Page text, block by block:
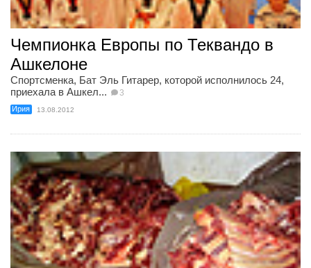
Чемпионка Европы по Теквандо в
Ашкелоне
Спортсменка, Бат Эль Гитарер, которой исполнилось 24,
приехала в Ашкел...
3
Ирия 13.08.2012